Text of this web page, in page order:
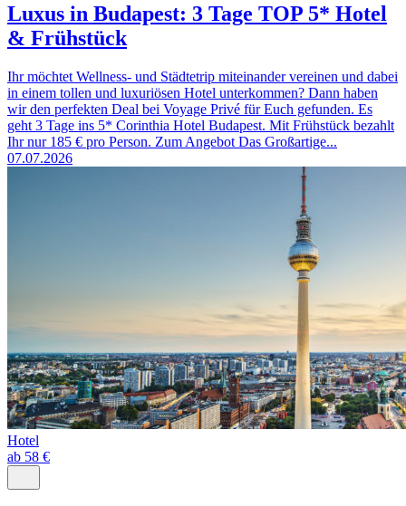
Luxus in Budapest: 3 Tage TOP 5* Hotel
& Frühstück
Ihr möchtet Wellness- und Städtetrip miteinander vereinen und dabei
in einem tollen und luxuriösen Hotel unterkommen? Dann haben
wir den perfekten Deal bei Voyage Privé für Euch gefunden. Es
geht 3 Tage ins 5* Corinthia Hotel Budapest. Mit Frühstück bezahlt
Ihr nur 185 € pro Person. Zum Angebot Das Großartige...
07.07.2026
Hotel
ab 58 €